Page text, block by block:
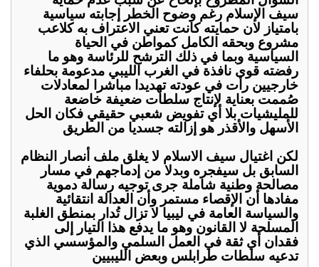
سيف الإسلام رغم وضوح الخطر إجابته سياسية
بامتياز لان حمايته كانت تعني الاعتراف به كلاعب
مشروع وبحقه الكامل كمواطن في الحياة
السياسية وبما في ذلك الترشح للرئاسة وهو ما
رفضته قوى نافذة في الغرب الليبي مدعومة بحلفاء
خارجيين رأت في عودته تهديدا مباشرا لمعادلات
صُممت بعناية لإنتاج سلطات ضعيفة خاضعة
للمليشيات بلا أي تفويض شعبي حقيقي فكان الحل
الأسهل والأقذر هو إزالته جسديا من الطريق
لكن اغتيال سيف الاسلام لا يغلق ملف أنصار النظام
السابق بل سيفجره وبدلا من إدماجهم في مسار
مصالحة وطنية شاملة جرى توجيه رسالة دموية
مفادها أن الإقصاء مستمر وأن العدالة انتقائية
والسياسة العامة في ليبيا لا تزال تُدار بمنطق الغلبة
المسلحة لا القانون وهو ما يدفع هذا التيار إلى
فقدان أي ثقة في العمل السلمي والمؤسسي الذي
تدعيه سلطات طرابلس وبعض الليبيين